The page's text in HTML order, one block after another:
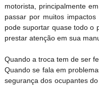
motorista, principalmente
passar por muitos
pode suportar quase todo o
prestar atenção em sua
Quando a troca tem de ser
Quando se fala em
segurança dos ocupantes